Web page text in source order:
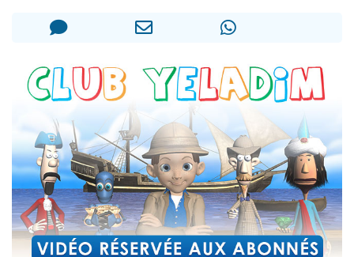
2 personnes viennent de faire un don pour Reloger Rivka, 6 enfants, victime de violences...
Il reste 49 places pour étudier en groupe sur Zoom